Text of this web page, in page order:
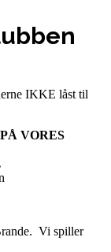
IKKE låst til
VORES
Vi spiller